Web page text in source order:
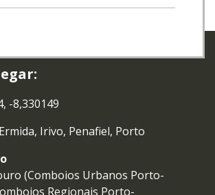
-8,330149
Irivo, Penafiel, Porto
(Comboios Urbanos Porto-
Regionais Porto-